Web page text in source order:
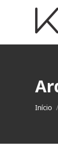
Você
Início